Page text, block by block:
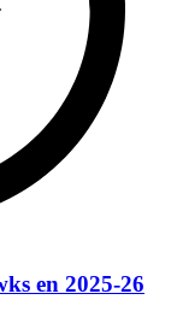
en 2025-26